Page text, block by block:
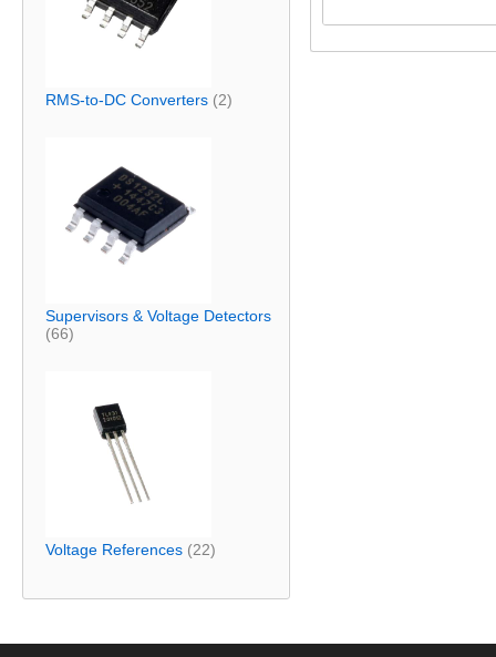
RMS-to-DC Converters (2)
Supervisors & Voltage Detectors
(66)
Voltage References (22)